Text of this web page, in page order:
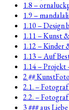
1.8 –
1.9 –
1.10 – Design
1.11 – Kunst
1.12 – Kinder
1.13 – Auf
1.14 –
2 ##
2.1. –
2.2. –
3 ### aus